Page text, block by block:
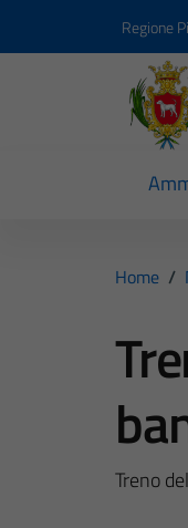
Regione
Home /
Treno